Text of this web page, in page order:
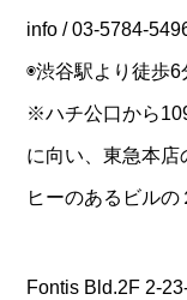
info / 03-5784-
◉渋谷駅より徒歩6
※ハチ公口から
に向い、東急本
ヒーのあるビルの
Fontis Bld.2F 2-